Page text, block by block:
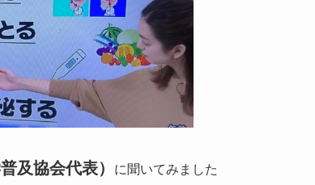
協会代表） に聞いてみました